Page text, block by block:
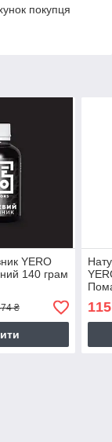
покупця
YERO
140 грам
₴